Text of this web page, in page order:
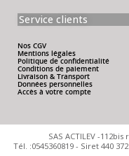
Service clients
Nos CGV
Mentions légales
Politique de confidentialité
Conditions de paiement
Livraison & Transport
Données personnelles
Accès à votre compte
SAS ACTILEV -
Tél. :0545360819 - Siret 440